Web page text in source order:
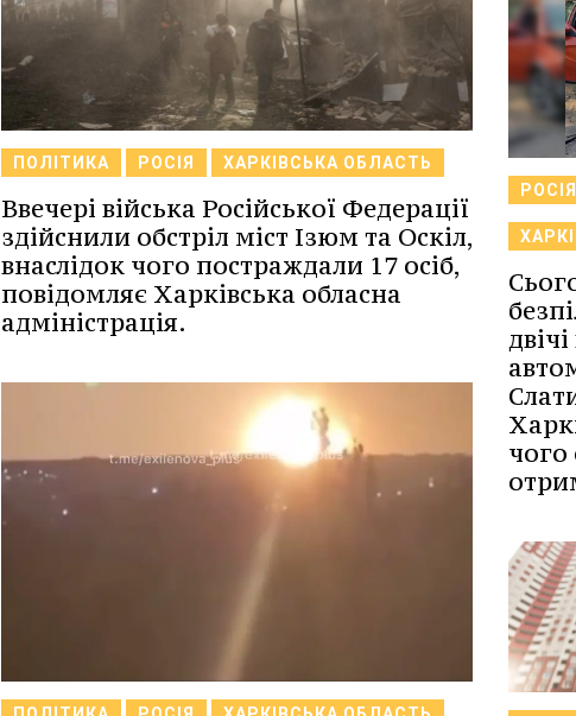
ПОЛІТИКА РОСІЯ ХАРКІВСЬКА ОБЛАСТЬ
Ввечері війська Російської Федерації
здійснили обстріл міст Ізюм та Оскіл,
внаслідок чого постраждали 17 осіб,
повідомляє Харківська обласна
адміністрація.
РОСІЯ
чого